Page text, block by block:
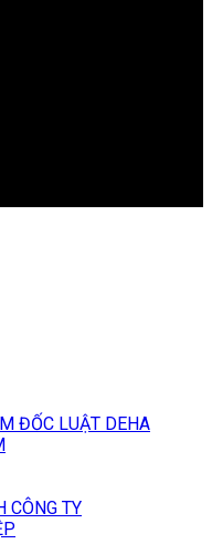
ĐỐC LUẬT DEHA
CÔNG TY